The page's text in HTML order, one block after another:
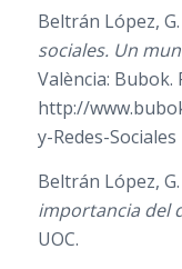
Beltrán López, G.
sociales. Un
València:
http://
y-Redes-Sociales
Beltrán López, G.
importancia del
UOC.